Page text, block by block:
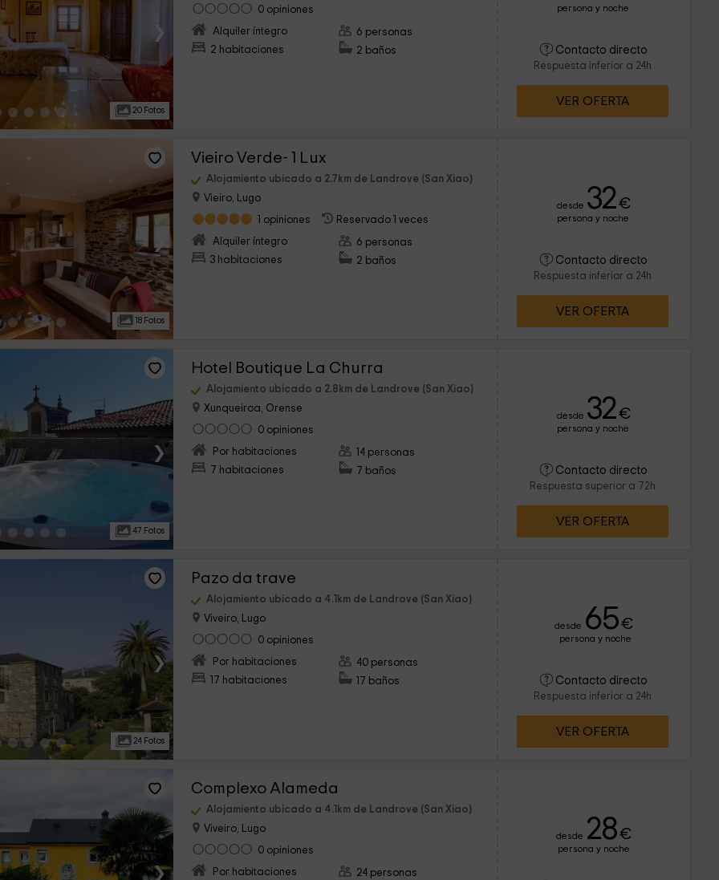
›
20 Fotos
0 opiniones
Alquiler íntegro
2 habitaciones
6 personas
2 baños
persona y noche
Contacto directo
Respuesta inferior a 24h
VER OFERTA
›
18 Fotos
Vieiro Verde- 1 Lux
Alojamiento ubicado a 2.7km de Landrove (San Xiao)
Vieiro, Lugo
1 opiniones
Reservado 1 veces
Alquiler íntegro
3 habitaciones
6 personas
2 baños
desde 32€
persona y noche
Contacto directo
Respuesta inferior a 24h
VER OFERTA
›
47 Fotos
Hotel Boutique La Churra
Alojamiento ubicado a 2.8km de Landrove (San Xiao)
Xunqueiroa, Orense
0 opiniones
Por habitaciones
7 habitaciones
14 personas
7 baños
desde 32€
persona y noche
Contacto directo
Respuesta superior a 72h
VER OFERTA
›
24 Fotos
Pazo da trave
Alojamiento ubicado a 4.1km de Landrove (San Xiao)
Viveiro, Lugo
0 opiniones
Por habitaciones
17 habitaciones
40 personas
17 baños
desde 65€
persona y noche
Contacto directo
Respuesta inferior a 24h
VER OFERTA
Complexo Alameda
Alojamiento ubicado a 4.1km de Landrove (San Xiao)
Viveiro, Lugo
0 opiniones
Por habitaciones
24 personas
desde 28€
persona y noche